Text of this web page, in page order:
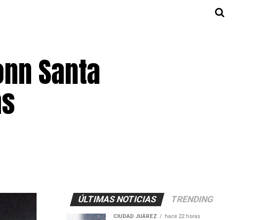
Santa
ÚLTIMAS NOTICIAS TRENDING
CIUDAD JUÁREZ hace 22 horas